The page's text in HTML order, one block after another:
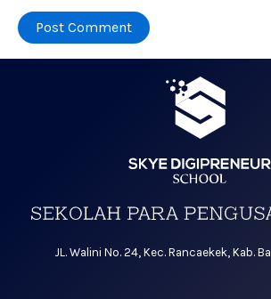
JL. Walini No. 24, Kec. Rancaekek, Kab.